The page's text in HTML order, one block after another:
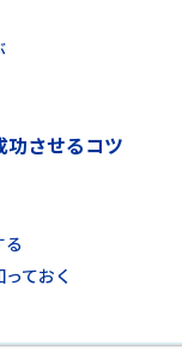
功させるコツ
る
ておく